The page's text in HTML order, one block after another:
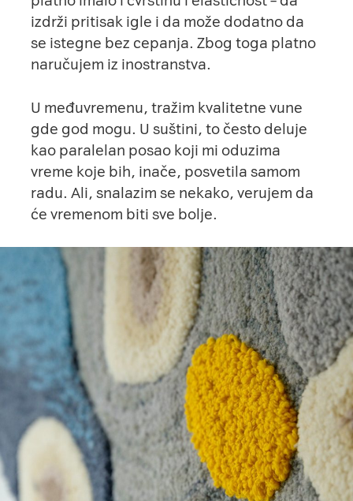
izdrži pritisak igle i da može dodatno da
se istegne bez cepanja. Zbog toga platno
naručujem iz inostranstva.
U međuvremenu, tražim kvalitetne vune
gde god mogu. U suštini, to često deluje
kao paralelan posao koji mi oduzima
vreme koje bih, inače, posvetila samom
radu. Ali, snalazim se nekako, verujem da
će vremenom biti sve bolje.